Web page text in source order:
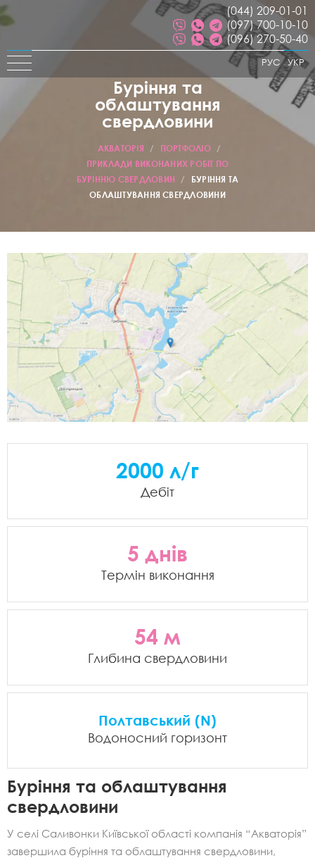
(044) 209-01-01
(097) 700-10-10
(096) 270-50-40
УКР
РУС
Буріння та
облаштування
свердловини
АКВАТОРІЯ / ПОРТФОЛІО
/
ПРИКЛАДИ ВИКОНАНИХ РОБІТ ПО
БУРІННЮ СВЕРДЛОВИН
/
БУРІННЯ ТА
ОБЛАШТУВАННЯ СВЕРДЛОВИНИ
Буріння та облаштування
свердловини
У селі Саливонки Київської області компанія “Акваторія”
завершила буріння та облаштування свердловини,
2000 л/г
Дебіт
5 днів
Термін виконання
54 м
Глибина свердловини
Полтавський (N)
Водоносний горизонт